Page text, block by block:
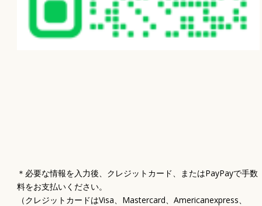
＊必要な情報を入力後、クレジットカード、またはPayPayで手数
料をお支払いください。
（クレジットカードはVisa、Mastercard、Americanexpress、